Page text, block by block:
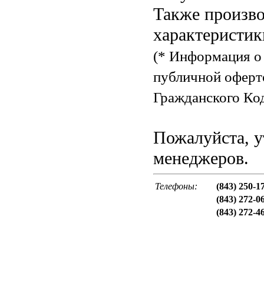
Также
(* Информация о
публичной
Гражданского
Пожалуйста,
менеджеров.
Телефоны:
(843) 250-
(843) 272-
(843) 272-